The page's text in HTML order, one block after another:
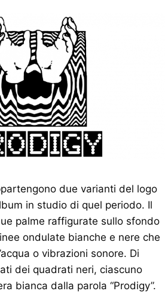
due varianti del logo
in studio di quel periodo. Il
palme raffigurate sullo sfondo
ondulate bianche e nere che
o vibrazioni sonore. Di
dei quadrati neri, ciascuno
bianca dalla parola “Prodigy”.